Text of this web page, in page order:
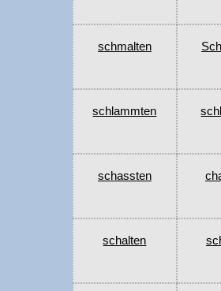
schmalten
schlammten
schassten
schalten